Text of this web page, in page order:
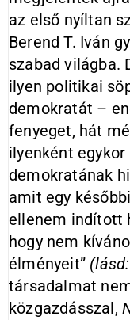
az első nyíltan
Berend T. Iván
szabad világba.
ilyen politikai
demokratát –
fenyeget, hát
ilyenként
demokratának
amit egy
ellenem indított
hogy nem
élményeit” (lásd:
társadalmat
közgazdásszal,